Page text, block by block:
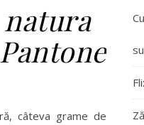
natura
câteva grame de